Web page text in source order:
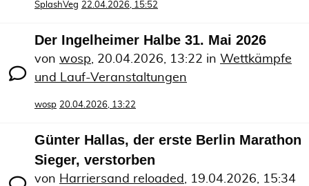
SplashVeg 22.04.2026, 15:52
Der Ingelheimer Halbe 31. Mai 2026
von wosp, 20.04.2026, 13:22 in Wettkämpfe
und Lauf-Veranstaltungen
wosp 20.04.2026, 13:22
Günter Hallas, der erste Berlin Marathon
Sieger, verstorben
von Harriersand reloaded, 19.04.2026, 15:34